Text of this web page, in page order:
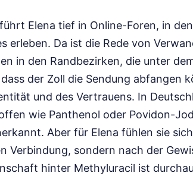
Elena tief in Online-Foren, in
erleben. Da ist die Rede von
in den Randbezirken, die unter
der Zoll die Sendung abfangen
und des Vertrauens. In
wie Panthenol oder Povidon-
Aber für Elena fühlen sie
Verbindung, sondern nach der
hinter Methyluracil ist